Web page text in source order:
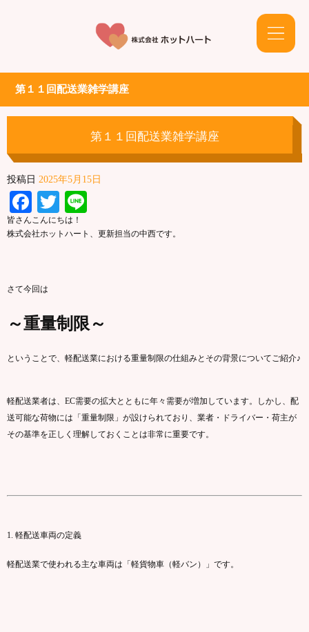
第１１回配送業雑学講座
第１１回配送業雑学講座
投稿日 2025年5月15日
Facebook
Twitter
皆さんこんにちは！
株式会社ホットハート、更新担当の中西です。
さて今回は
～重量制限 ～
ということで、 軽配送業における重量制限の仕組みと その背景についてご紹介♪
軽配送業者は、 EC需要の拡大とともに年々 需要が増加 しています。 しかし、 配
送可能な荷物には「 重量制限」 が設け られており、 業者・ ドライバー・ 荷主が
その基準を正しく 理解しておく ことは非常に重要です。
1. 軽配送車両の定義
軽配送業で使われる主な車両は「 軽貨物車（軽バン）」 です。